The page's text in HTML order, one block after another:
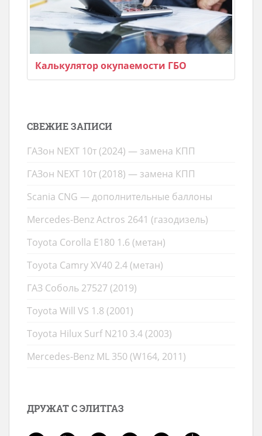
Калькулятор окупаемости ГБО
СВЕЖИЕ ЗАПИСИ
ГАЗон NEXT 10т (2024) — замена КПП
ГАЗон NEXT 10т (2018) — замена КПП
Scania CNG — дополнительные баллоны
Mercedes-Benz Actros 2641 (газодизель)
Toyota Corolla E180 1.6 (метан)
Toyota Camry XV40 2.4 (метан)
ГАЗ Соболь 27527 (2019)
Toyota Will VS 1.8 (2001)
Toyota Hilux Surf N210 3.4 (2003)
Mercedes-Benz ML 350 (W164, 2011)
ДРУЖАТ С ЭЛИТГАЗ